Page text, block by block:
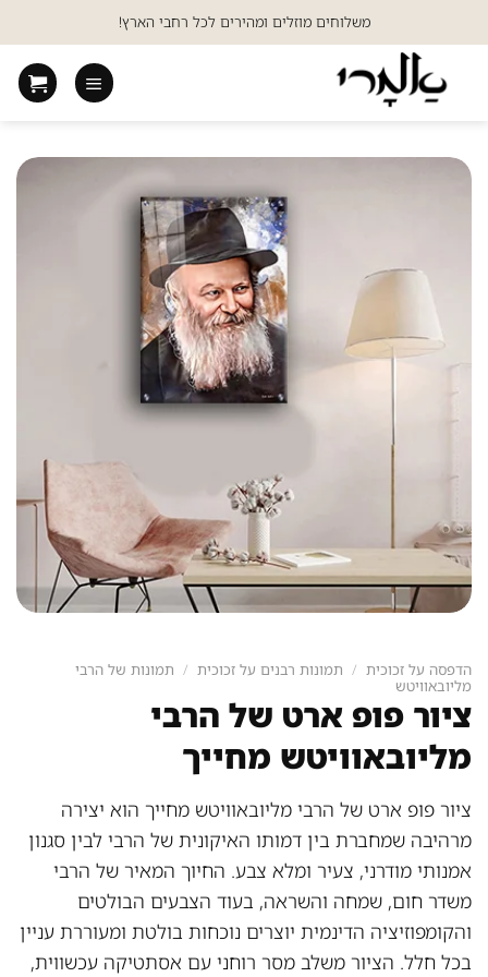
to
content
משלוחים מוזלים ומהירים לכל רחבי הארץ!
הדפסה על זכוכית / תמונות רבנים על זכוכית / תמונות של הרבי
מליובאוויטש
ציור פופ ארט של הרבי
מליובאוויטש מחייך
ציור פופ ארט של הרבי מליובאוויטש מחייך הוא יצירה
מרהיבה שמחברת בין דמותו האיקונית של הרבי לבין סגנון
אמנותי מודרני, צעיר ומלא צבע. החיוך המאיר של הרבי
משדר חום, שמחה והשראה, בעוד הצבעים הבולטים
והקומפוזיציה הדינמית יוצרים נוכחות בולטת ומעוררת עניין
בכל חלל. הציור משלב מסר רוחני עם אסתטיקה עכשווית,